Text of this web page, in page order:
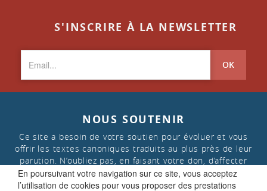
En poursuivant votre navigation sur ce site, vous acceptez
l’utilisation de cookies pour vous proposer des prestations
S'INSCRIRE À LA NEWSLETTER
OK
NOUS SOUTENIR
Ce site a besoin de votre soutien pour évoluer et vous
offrir les textes canoniques traduits au plus près de leur
parution. N’oubliez pas, en faisant votre don, d’affecter
celui-ci aux « projets de la Faculté de Droit canonique »